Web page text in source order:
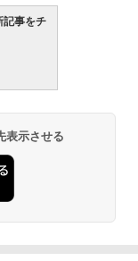
記事をチ
表示させる